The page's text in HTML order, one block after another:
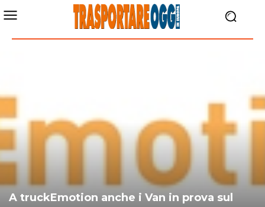
A truckEmotion anche i Van in prova sul